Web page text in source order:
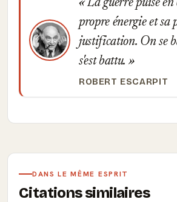
La guerre puise en
propre énergie et sa
justification. On se
s'est battu.
ROBERT ESCARPIT
DANS LE MÊME ESPRIT
Citations similaires